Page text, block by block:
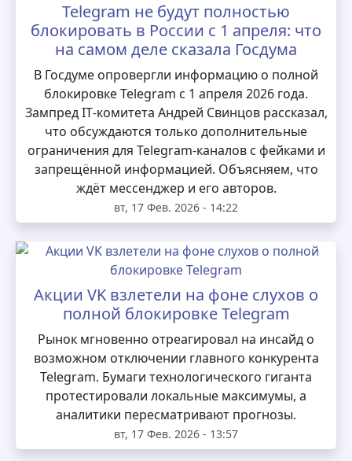
Telegram не будут полностью
блокировать в России с 1 апреля: что
на самом деле сказала Госдума
В Госдуме опровергли информацию о полной
блокировке Telegram с 1 апреля 2026 года.
Зампред IT‑комитета Андрей Свинцов рассказал,
что обсуждаются только дополнительные
ограничения для Telegram‑каналов с фейками и
запрещённой информацией. Объясняем, что
ждёт мессенджер и его авторов.
вт, 17 Фев. 2026 - 14:22
Акции VK взлетели на фоне слухов о
полной блокировке Telegram
Рынок мгновенно отреагировал на инсайд о
возможном отключении главного конкурента
Telegram. Бумаги технологического гиганта
протестировали локальные максимумы, а
аналитики пересматривают прогнозы.
вт, 17 Фев. 2026 - 13:57